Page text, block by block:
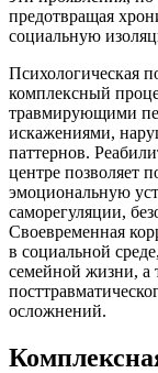
предотвращая
социальную
Психологическая
комплексный
травмирующими
искажениями,
паттернов.
центре позволяет
эмоциональную
саморегуляции,
Своевременная
в социальной
семейной жизни, а
осложнений.